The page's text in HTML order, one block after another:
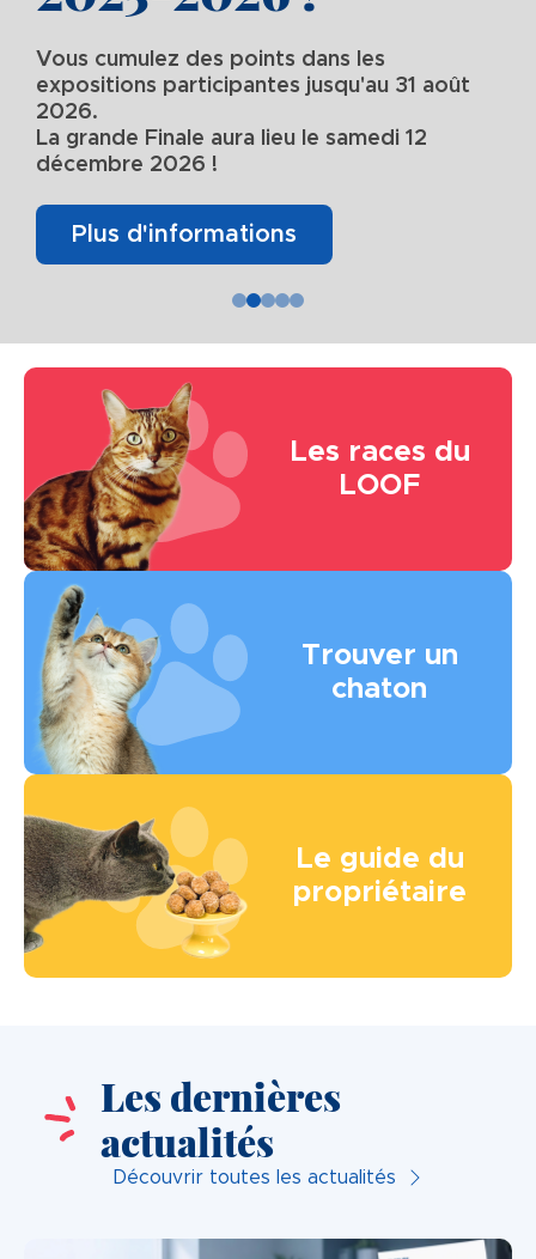
Vous cumulez des points dans les
expositions participantes jusqu'au 31 août
2026.
La grande Finale aura lieu le samedi 12
décembre 2026 !
Plus d'informations
Les races du
LOOF
Image
Trouver un
chaton
Image
Le guide du
propriétaire
Image
Les dernières
actualités
Découvrir toutes les actualités